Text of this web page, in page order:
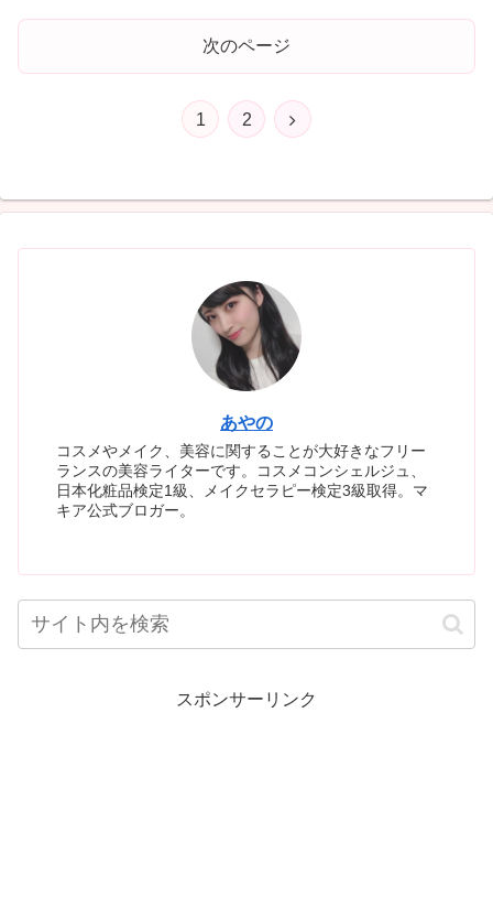
次のページ
1 2
次
あやの
コスメやメイク、美容に関することが大好きなフリー
ランスの美容ライターです。コスメコンシェルジュ、
日本化粧品検定1級、メイクセラピー検定3級取得。マ
キア公式ブロガー。
スポンサーリンク